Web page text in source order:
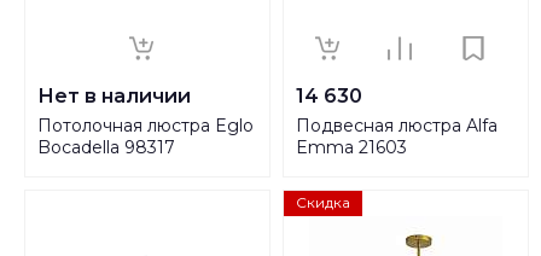
Нет в наличии
Потолочная люстра Eglo
Bocadella 98317
14 630
Подвесная люстра Alfa
Emma 21603
Скидка